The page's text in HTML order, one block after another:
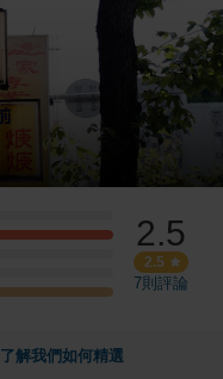
2.5
2.5
7則評論
了解我們如何精選